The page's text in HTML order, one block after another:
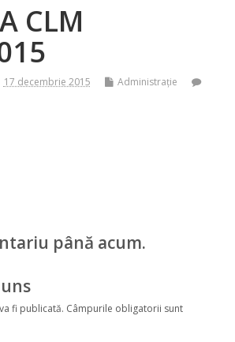
CLM
17 decembrie 2015
Administrație
până acum.
fi publicată. Câmpurile obligatorii sunt